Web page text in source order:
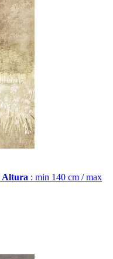
Altura : min 140 cm / max